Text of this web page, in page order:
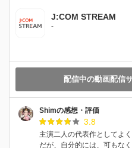
J:COM STREAM
-
配信中の動画配信
Shimの感想・評価
3.8
主演二人の代表作としてよ
だが、自分的には、可もな